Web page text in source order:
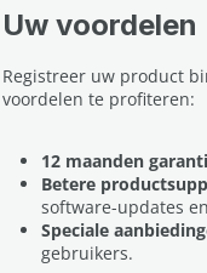
Uw voordelen
Registreer uw product
voordelen te profiteren:
12 maanden
Betere
software-updates
Speciale
gebruikers.